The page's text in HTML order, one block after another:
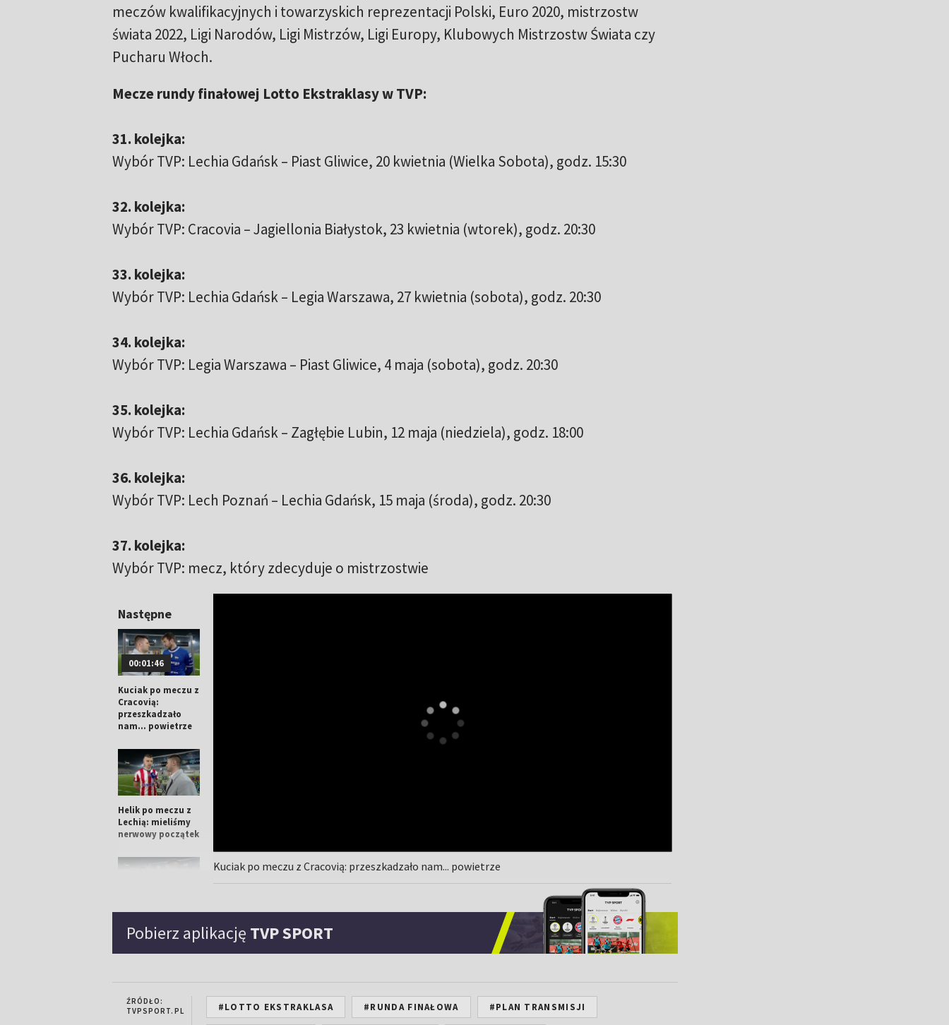
meczów kwalifikacyjnych i towarzyskich reprezentacji Polski, Euro 2020, mistrzostw
świata 2022, Ligi Narodów, Ligi Mistrzów, Ligi Europy, Klubowych Mistrzostw Świata czy
Pucharu Włoch.
Mecze rundy finałowej Lotto Ekstraklasy w TVP:
31. kolejka:
Wybór TVP: Lechia Gdańsk – Piast Gliwice, 20 kwietnia (Wielka Sobota), godz. 15:30
32. kolejka:
Wybór TVP: Cracovia – Jagiellonia Białystok, 23 kwietnia (wtorek), godz. 20:30
33. kolejka:
Wybór TVP: Lechia Gdańsk – Legia Warszawa, 27 kwietnia (sobota), godz. 20:30
34. kolejka:
Wybór TVP: Legia Warszawa – Piast Gliwice, 4 maja (sobota), godz. 20:30
35. kolejka:
Wybór TVP: Lechia Gdańsk – Zagłębie Lubin, 12 maja (niedziela), godz. 18:00
36. kolejka:
Wybór TVP: Lech Poznań – Lechia Gdańsk, 15 maja (środa), godz. 20:30
37. kolejka:
Wybór TVP: mecz, który zdecyduje o mistrzostwie
Następne
00:01:46
Kuciak po meczu z
Cracovią:
przeszkadzało
nam... powietrze
Helik po meczu z
Lechią: mieliśmy
nerwowy początek
z Lechią: chcę
zostać w Krakowie
jak najdłużej
00:00:56
Kuciak po meczu z Cracovią: przeszkadzało nam... powietrze
Pobierz aplikację TVP SPORT
ŹRÓDŁO:
TVPSPORT.PL
#LOTTO EKSTRAKLASA #RUNDA FINAŁOWA #PLAN TRANSMISJI